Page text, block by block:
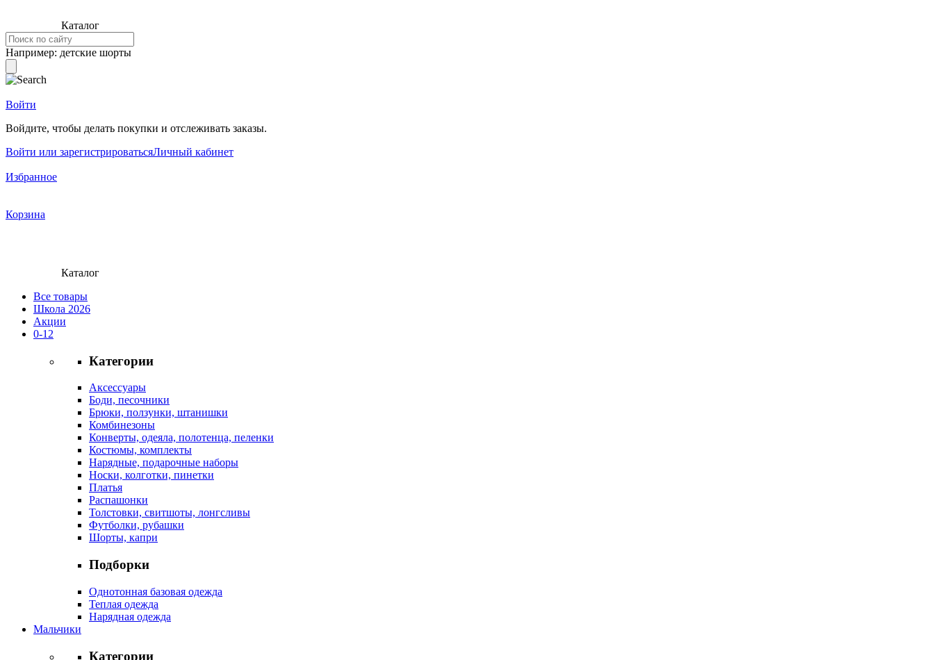
Каталог
Например: детские шорты
Войти
Войдите, чтобы делать покупки и отслеживать заказы.
Войти или зарегистрироватьсяЛичный кабинет
Избранное
Корзина
Каталог
Все товары
Школа 2026
Акции
0-12
Категории
Аксессуары
Боди, песочники
Брюки, ползунки, штанишки
Комбинезоны
Конверты, одеяла, полотенца, пеленки
Костюмы, комплекты
Нарядные, подарочные наборы
Носки, колготки, пинетки
Платья
Распашонки
Толстовки, свитшоты, лонгсливы
Футболки, рубашки
Шорты, капри
Подборки
Однотонная базовая одежда
Теплая одежда
Нарядная одежда
Мальчики
Категории